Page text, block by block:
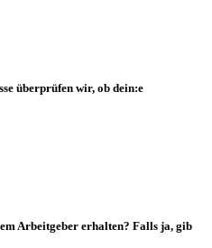
überprüfen wir, ob dein:e
Arbeitgeber erhalten? Falls ja, gib